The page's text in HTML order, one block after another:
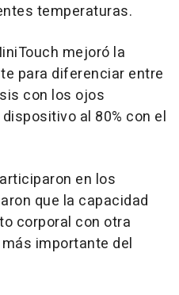
temperaturas.
mejoró la
para diferenciar entre
con los ojos
al 80% con el
en los
que la capacidad
corporal con otra
importante del